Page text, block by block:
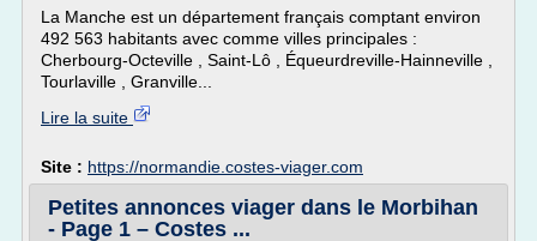
La Manche est un département français comptant environ
492 563 habitants avec comme villes principales :
Cherbourg-Octeville , Saint-Lô , Équeurdreville-Hainneville ,
Tourlaville , Granville...
Lire la suite
Site : https://normandie.costes-viager.com
Petites annonces viager dans le Morbihan
- Page 1 – Costes ...